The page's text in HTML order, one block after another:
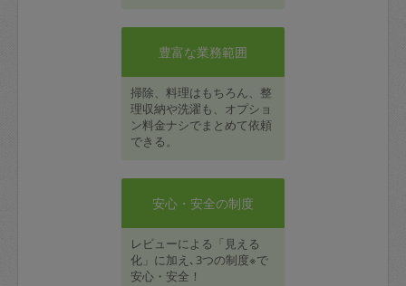
豊富な業務範囲
掃除、料理はもちろん、整
理収納や洗濯も、オプショ
ン料金ナシでまとめて依頼
できる。
安心・安全の制度
レビューによる「見える
化」に加え､3つの制度※で
安心・安全！